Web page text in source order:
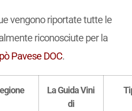
vengono riportate tutte le
riconosciute per la
Pavese DOC.
La Guida Vini
di